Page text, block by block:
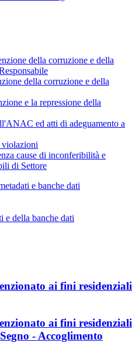
della corruzione e della
della corruzione e della
e la repressione della
ed atti di adeguamento a
violazioni
cause di inconferibilità e
di Settore
e banche dati
e della banche dati
ai fini residenziali
ai fini residenziali
- Accoglimento